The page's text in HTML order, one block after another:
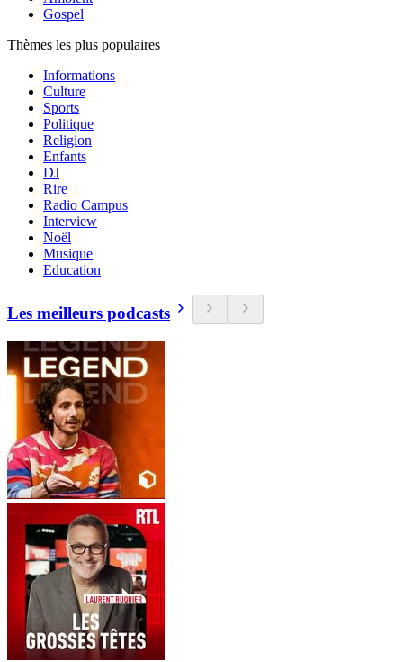
Gospel
Thèmes les plus populaires
Informations
Culture
Sports
Politique
Religion
Enfants
DJ
Rire
Radio Campus
Interview
Noël
Musique
Education
Les meilleurs podcasts